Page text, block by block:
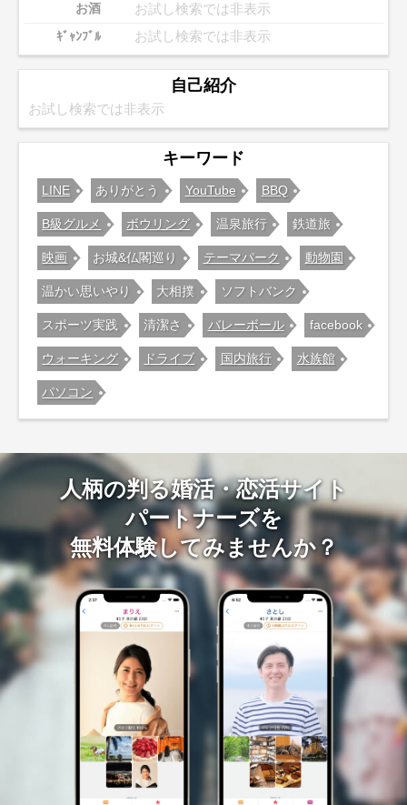
お酒 お試し検索では非表示
ｷﾞｬﾝﾌﾞﾙ お試し検索では非表示
自己紹介
お試し検索では非表示
キーワード
LINE ありがとう YouTube BBQ
B級グルメ ボウリング 温泉旅行 鉄道旅
映画 お城&仏閣巡り テーマパーク 動物園
温かい思いやり 大相撲 ソフトバンク
スポーツ実践 清潔さ バレーボール facebook
ウォーキング ドライブ 国内旅行 水族館
パソコン
人柄の判る婚活・恋活サイト
パートナーズを
無料体験してみませんか？